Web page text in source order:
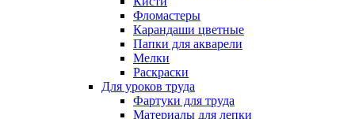
Фломастеры
Карандаши цветные
Папки для акварели
Мелки
Раскраски
Для уроков труда
Фартуки для труда
Материалы для лепки